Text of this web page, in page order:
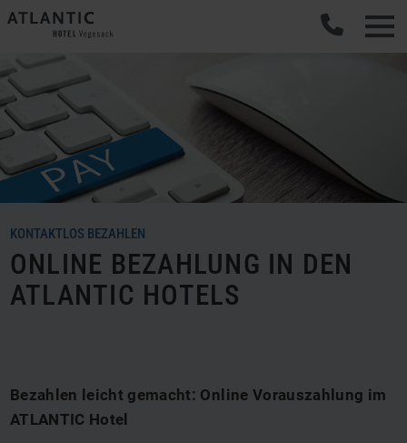
KONTAKTLOS BEZAHLEN
ONLINE BEZAHLUNG IN DEN
ATLANTIC HOTELS
Bezahlen leicht gemacht: Online Vorauszahlung im
ATLANTIC Hotel